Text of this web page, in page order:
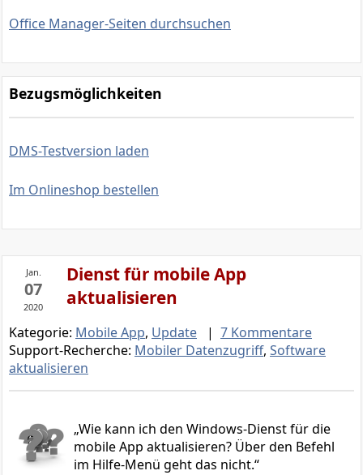
Office Manager-Seiten durchsuchen
Bezugsmöglichkeiten
DMS-Testversion laden
Im Onlineshop bestellen
Jan.
07
2020
Dienst für mobile App
aktualisieren
Kategorie: Mobile App, Update | 7 Kommentare
Support-Recherche: Mobiler Datenzugriff, Software
aktualisieren
Wie kann ich den Windows-Dienst für die
mobile App aktualisieren? Über den Befehl
im Hilfe-Menü geht das nicht.